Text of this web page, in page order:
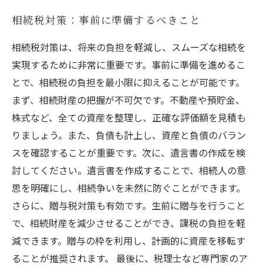
相続税対策：事前に準備するべきこと
相続税対策は、将来の負担を軽減し、スムーズな相続を
実現するために非常に重要です。事前に準備を進めるこ
とで、相続税の負担を最小限に抑えることが可能です。
まず、相続財産の把握が不可欠です。不動産や預貯金、
株式など、全ての資産を整理し、正確な評価額を見積も
りましょう。また、負債も計上し、資産と負債のバラン
スを確認することが重要です。次に、遺言書の作成を検
討してください。遺言書を作成することで、相続人の意
思を明確にし、相続争いを未然に防ぐことができます。
さらに、贈与税対策も有効です。生前に贈与を行うこと
で、相続財産を減少させることができ、課税の負担を軽
減できます。贈与の枠を利用し、計画的に資産を移転す
ることが推奨されます。 最後に、税理士など専門家のア